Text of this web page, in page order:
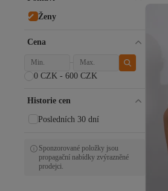
Ženy
Cena
0 CZK - 600 CZK
Historie cen
Posledních 30 dní
Sponzorované položky jsou
propagační nabídky zvýrazněné
prodejci.